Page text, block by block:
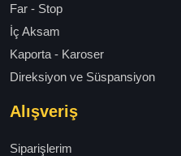
Far - Stop
İç Aksam
Kaporta - Karoser
Direksiyon ve Süspansiyon
Alışveriş
Siparişlerim